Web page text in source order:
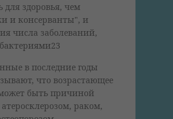
для здоровья, чем
и консерванты", и
числа заболеваний,
в последние годы
что возрастающее
быть причиной
раком,